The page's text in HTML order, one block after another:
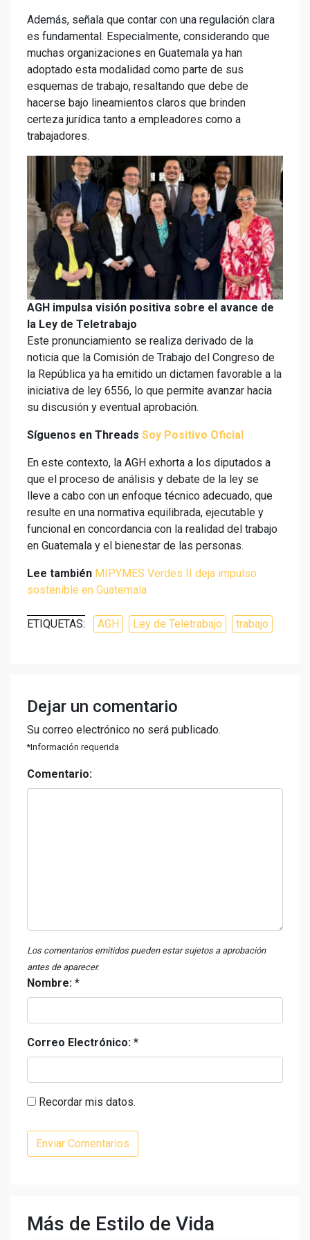
Además, señala que contar con una regulación clara
es fundamental. Especialmente, considerando que
muchas organizaciones en Guatemala ya han
adoptado esta modalidad como parte de sus
esquemas de trabajo, resaltando que debe de
hacerse bajo lineamientos claros que brinden
certeza jurídica tanto a empleadores como a
trabajadores.
AGH impulsa visión positiva sobre el avance de
la Ley de Teletrabajo
Este pronunciamiento se realiza derivado de la
noticia que la Comisión de Trabajo del Congreso de
la República ya ha emitido un dictamen favorable a la
iniciativa de ley 6556, lo que permite avanzar hacia
su discusión y eventual aprobación.
Síguenos en Threads Soy Positivo Oficial
En este contexto, la AGH exhorta a los diputados a
que el proceso de análisis y debate de la ley se
lleve a cabo con un enfoque técnico adecuado, que
resulte en una normativa equilibrada, ejecutable y
funcional en concordancia con la realidad del trabajo
en Guatemala y el bienestar de las personas.
Lee también MIPYMES Verdes II deja impulso
sostenible en Guatemala
ETIQUETAS: AGH Ley de Teletrabajo trabajo
Dejar un comentario
Su correo electrónico no será publicado.
*Información requerida
Comentario:
Los comentarios emitidos pueden estar sujetos a aprobación
antes de aparecer.
Nombre: *
Correo Electrónico: *
Recordar mis datos.
Más de Estilo de Vida